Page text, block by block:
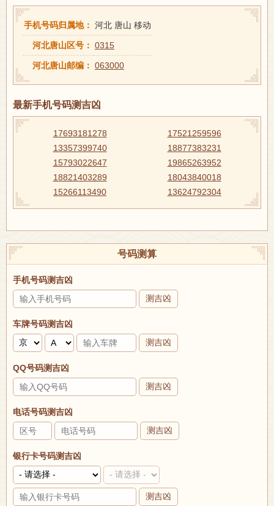
手机号码归属地： 河北 唐山 移动
河北唐山区号： 0315
河北唐山邮编： 063000
最新手机号码测吉凶
17693181278
17521259596
13357399740
18877383231
15793022647
19865263952
18821403289
18043840018
15266113490
13624792304
号码测算
手机号码测吉凶
测吉凶
车牌号码测吉凶
测吉凶
QQ号码测吉凶
测吉凶
电话号码测吉凶
测吉凶
银行卡号码测吉凶
测吉凶